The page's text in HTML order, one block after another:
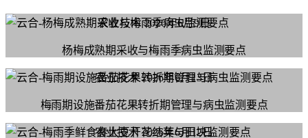
农业技术 2026年6月9日
杨梅成熟期采收与梅雨季病虫监测要点
农业技术 2026年6月13日
梅雨期设施番茄花果转折期管理与病虫监测要点
农业技术 2026年6月12日